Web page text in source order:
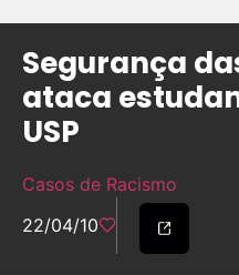
Segurança
ataca
USP
Casos de Racismo
22/04/10